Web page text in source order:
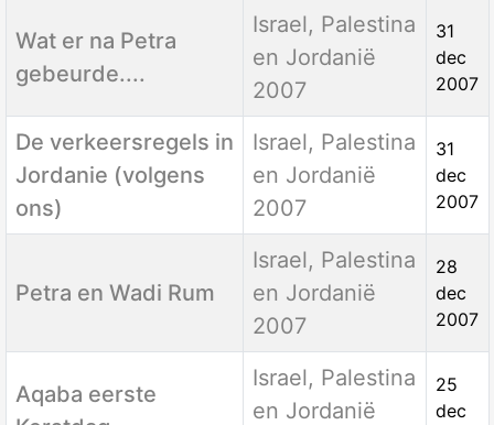
Wat er na Petra
gebeurde....
Israel, Palestina
en Jordanië
2007
31
dec
2007
De verkeersregels in
Jordanie (volgens
ons)
Israel, Palestina
en Jordanië
2007
31
dec
2007
Petra en Wadi Rum
Israel, Palestina
en Jordanië
2007
28
dec
2007
Aqaba eerste
Israel, Palestina
en Jordanië
25
dec